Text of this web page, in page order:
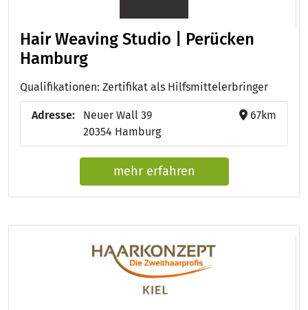
Hair Weaving Studio | Perücken
Hamburg
Qualifikationen: Zertifikat als Hilfsmittelerbringer
Adresse:
Neuer Wall 39
20354 Hamburg
67km
mehr erfahren